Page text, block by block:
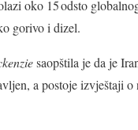
oko 15 odsto
gorivo i dizel.
saopštila je da je
a postoje izvještaji